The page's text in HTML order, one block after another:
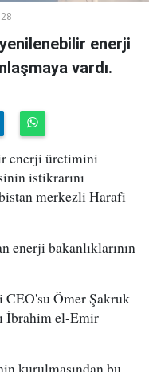
enerji
vardı.
enerji üretimini
istikrarını
merkezli Harafi
enerji bakanlıklarının
Ömer Şakruk
İbrahim el-Emir
kurulmasından bu